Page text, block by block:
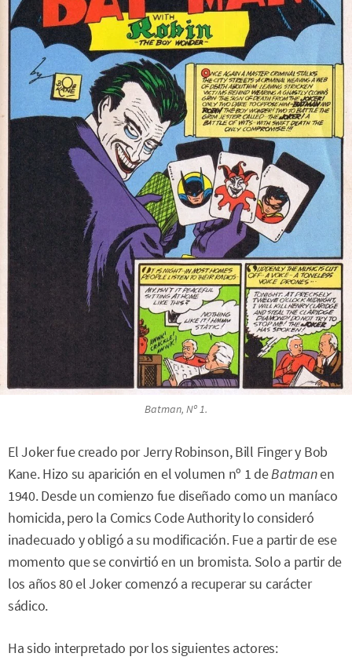
Batman, Nº 1.
El Joker fue creado por Jerry Robinson, Bill Finger y Bob
Kane. Hizo su aparición en el volumen nº 1 deBatmanen
1940. Desde un comienzo fue diseñado como un maníaco
homicida, pero la Comics Code Authority lo consideró
inadecuado y obligó a su modificación. Fue a partir de ese
momento que se convirtió en un bromista. Solo a partir de
los años 80 el Joker comenzó a recuperar su carácter
sádico.
Ha sido interpretado por los siguientes actores: